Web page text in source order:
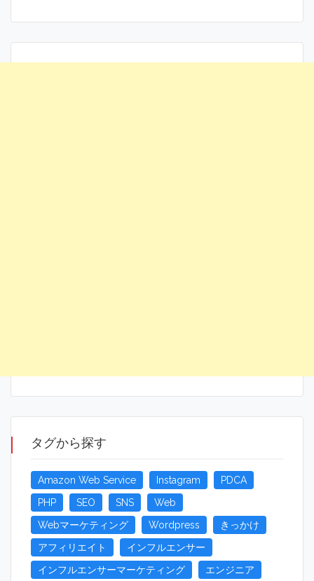
タグから探す
Amazon Web Service Instagram
PDCA
PHP
SEO SNS
Web
Webマーケティング
Wordpress
きっかけ
アフィリエイト
インフルエンサー
インフルエンサーマーケティング
エンジニア